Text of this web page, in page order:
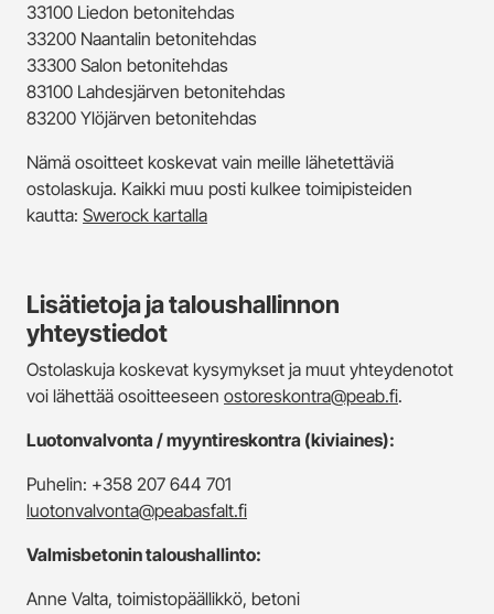
33100 Liedon betonitehdas
33200 Naantalin betonitehdas
33300 Salon betonitehdas
83100 Lahdesjärven betonitehdas
83200 Ylöjärven betonitehdas
Nämä osoitteet koskevat vain meille lähetettäviä
ostolaskuja. Kaikki muu posti kulkee toimipisteiden
kautta: Swerock kartalla
Lisätietoja ja taloushallinnon
yhteystiedot
Ostolaskuja koskevat kysymykset ja muut yhteydenotot
voi lähettää osoitteeseen ostoreskontra@peab.fi.
Luotonvalvonta / myyntireskontra (kiviaines):
Puhelin: +358 207 644 701
luotonvalvonta@peabasfalt.fi
Valmisbetonin taloushallinto:
Anne Valta, toimistopäällikkö, betoni